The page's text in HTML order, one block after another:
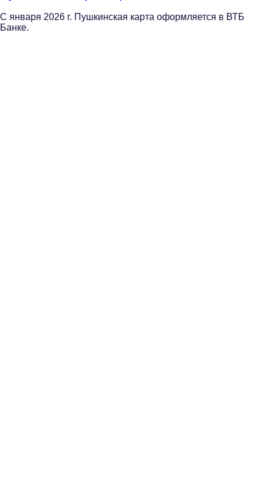
С января 2026 г. Пушкинская карта оформляется в ВТБ
Банке.